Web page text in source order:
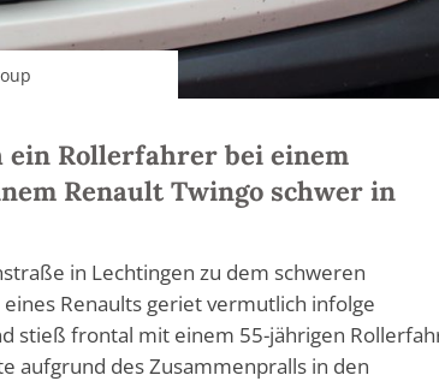
ein Rollerfahrer bei einem
Renault Twingo schwer in
in Lechtingen zu dem schweren
Renaults geriet vermutlich infolge
stieß frontal mit einem 55-jährigen
aufgrund des Zusammenpralls in den